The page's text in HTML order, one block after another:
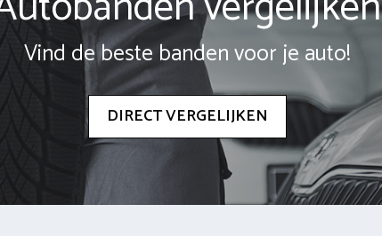
Vind de beste banden voor je auto!
DIRECT VERGELIJKEN